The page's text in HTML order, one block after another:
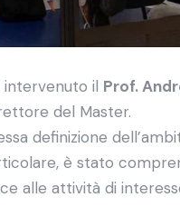
intervenuto il Prof.
del Master.
definizione
è stato
alle attività di